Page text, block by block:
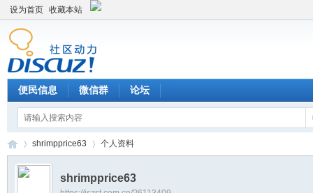
设为首页 收藏本站
便民信息 微信群 论坛
shrimpprice63 个人资料
shrimpprice63